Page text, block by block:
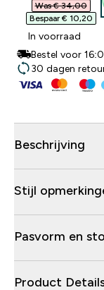
Was € 34,00‎
Bespaar € 10,20‎
In voorraad
Bestel voor
30 dagen
Beschrijving
Stijl
Pasvorm en
Product